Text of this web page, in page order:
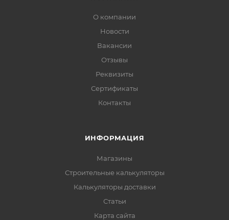
О компании
Новости
Вакансии
Отзывы
Реквизиты
Сертификаты
Контакты
ИНФОРМАЦИЯ
Магазины
Строительные калькуляторы
Калькуляторы доставки
Статьи
Карта сайта